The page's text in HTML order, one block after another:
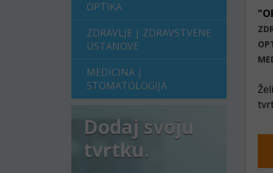
OPTIKA
ZDRAVLJE | ZDRAVSTVENE
USTANOVE
MEDICINA |
STOMATOLOGIJA
Dodaj svoju
tvrtku.